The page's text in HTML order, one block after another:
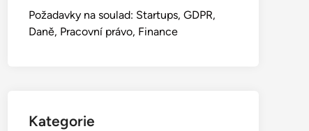
Požadavky na soulad: Startups, GDPR,
Daně, Pracovní právo, Finance
Kategorie